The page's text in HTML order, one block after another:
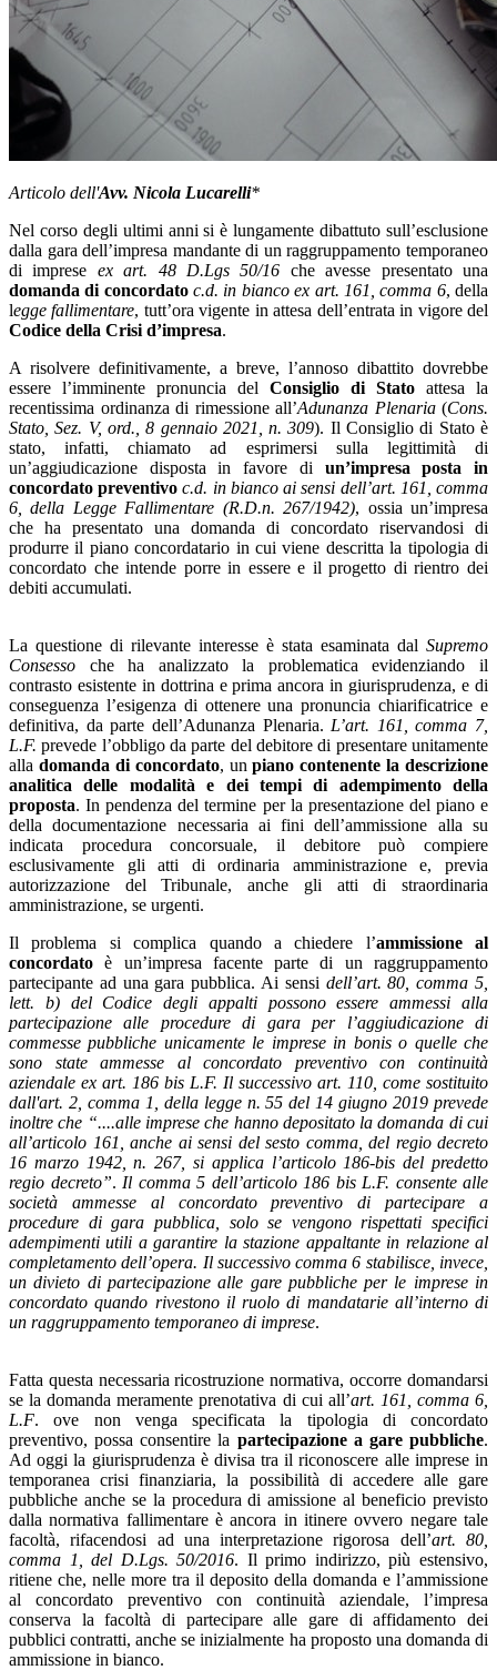
Articolo dell'Avv. Nicola Lucarelli*
Nel corso degli ultimi anni si è lungamente dibattuto sull’esclusione
dalla gara dell’impresa mandante di un raggruppamento temporaneo
di imprese ex art. 48 D.Lgs 50/16 che avesse presentato una
domanda di concordato c.d. in bianco ex art. 161, comma 6, della
legge fallimentare, tutt’ora vigente in attesa dell’entrata in vigore del
Codice della Crisi d’impresa.
A risolvere definitivamente, a breve, l’annoso dibattito dovrebbe
essere l’imminente pronuncia del Consiglio di Stato attesa la
recentissima ordinanza di rimessione all’Adunanza Plenaria(Cons.
Stato, Sez. V, ord., 8 gennaio 2021, n. 309). Il Consiglio di Stato è
stato, infatti, chiamato ad esprimersi sulla legittimità di
un’aggiudicazione disposta in favore di un’impresa posta in
concordato preventivo c.d. in bianco ai sensi dell’art. 161, comma
6, della Legge Fallimentare (R.D.n. 267/1942), ossia un’impresa
che ha presentato una domanda di concordato riservandosi di
produrre il piano concordatario in cui viene descritta la tipologia di
concordato che intende porre in essere e il progetto di rientro dei
debiti accumulati.
La questione di rilevante interesse è stata esaminata dal Supremo
Consesso che ha analizzato la problematica evidenziando il
contrasto esistente in dottrina e prima ancora in giurisprudenza, e di
conseguenza l’esigenza di ottenere una pronuncia chiarificatrice e
definitiva, da parte dell’Adunanza Plenaria. L’art. 161, comma 7,
L.F. prevede l’obbligo da parte del debitore di presentare unitamente
alla domanda di concordato, unpiano contenente la descrizione
analitica delle modalità e dei tempi
di adempimento della
proposta. In pendenza del termine per la presentazione del piano e
della documentazione necessaria ai fini dell’ammissione alla su
indicata procedura concorsuale, il debitore può compiere
esclusivamente gli atti di ordinaria amministrazione e, previa
autorizzazione del Tribunale, anche gli atti di straordinaria
amministrazione, se urgenti.
Il problema si complica quando a chiedere l’ammissione al
concordato è un’impresa facente parte di un raggruppamento
partecipante ad una gara pubblica. Ai sensi dell’art. 80, comma 5,
lett. b) del Codice degli appalti possono essere ammessi alla
partecipazione alle procedure di gara per l’aggiudicazione di
commesse pubbliche unicamente le imprese in bonis o quelle che
sono state ammesse al concordato preventivo con continuità
aziendale ex art. 186 bis L.F. Il successivo art. 110, come sostituito
dall'art. 2, comma 1, della legge n. 55 del 14 giugno 2019 prevede
inoltre che “....alle imprese che hanno depositato la domanda di cui
all’articolo 161, anche ai sensi del sesto comma, del regio decreto
16 marzo 1942, n. 267, si applica l’articolo 186-bis del predetto
regio decreto”. Il comma 5 dell’articolo 186 bis L.F. consente alle
società ammesse al concordato preventivo di partecipare a
procedure di gara pubblica, solo se vengono rispettati specifici
adempimenti utili a garantire la stazione appaltante in relazione al
completamento dell’opera. Il successivo comma 6 stabilisce, invece,
un divieto di partecipazione alle gare pubbliche per le imprese in
concordato quando rivestono il ruolo di mandatarie all’interno di
un raggruppamento temporaneo di imprese.
Fatta questa necessaria ricostruzione normativa, occorre domandarsi
se la domanda meramente prenotativa di cui all’art. 161, comma 6,
L.F. ove non venga specificata la tipologia di concordato
preventivo, possa consentire la partecipazione a gare pubbliche.
Ad oggi la giurisprudenza è divisa tra il riconoscere alle imprese in
temporanea crisi finanziaria, la possibilità di accedere alle gare
pubbliche anche se la procedura di amissione al beneficio previsto
dalla normativa fallimentare è ancora in itinere ovvero negare tale
facoltà, rifacendosi ad una interpretazione rigorosa dell’art. 80,
comma 1, del D.Lgs. 50/2016. Il primo indirizzo, più estensivo,
ritiene che, nelle more tra il deposito della domanda e l’ammissione
al concordato preventivo con continuità aziendale, l’impresa
conserva la facoltà di partecipare alle gare di affidamento dei
pubblici contratti, anche se inizialmente ha proposto una domanda di
ammissione in bianco.